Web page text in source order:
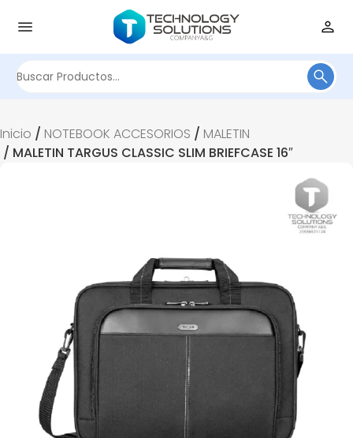
Inicio / NOTEBOOK ACCESORIOS / MALETIN
/ MALETIN TARGUS CLASSIC SLIM BRIEFCASE 16″